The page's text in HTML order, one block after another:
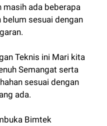
masih ada beberapa
belum sesuai dengan
Teknis ini Mari kita
Semangat serta
sesuai dengan
ada.
Bimtek